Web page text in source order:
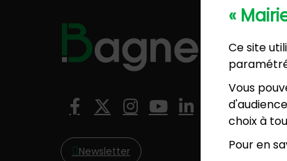
«
Ce site
Vous
choix à
Pour en
Nous suivre
Facebook
X (Twitter)
Instagram
YouTube
LinkedIn
Newsletter